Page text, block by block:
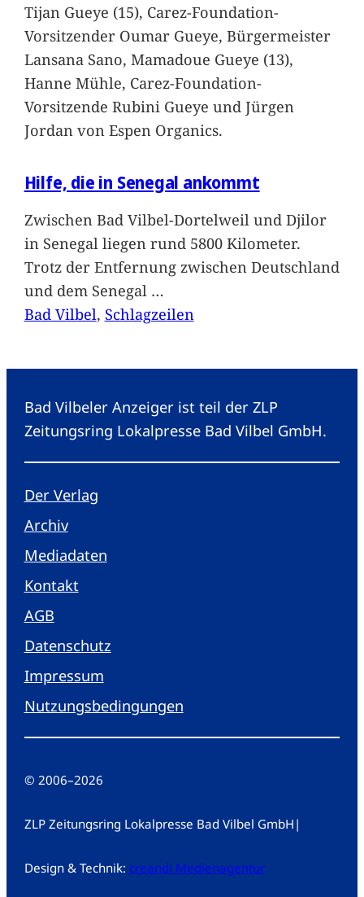
Tijan Gueye (15), Carez-Foundation-
Vorsitzender Oumar Gueye, Bürgermeister
Lansana Sano, Mamadoue Gueye (13),
Hanne Mühle, Carez-Foundation-
Vorsitzende Rubini Gueye und Jürgen
Jordan von Espen Organics.
Hilfe, die in Senegal ankommt
Zwischen Bad Vilbel-Dortelweil und Djilor
in Senegal liegen rund 5800 Kilometer.
Trotz der Entfernung zwischen Deutschland
und dem Senegal …
Bad Vilbel, Schlagzeilen
Bad Vilbeler Anzeiger ist teil der ZLP
Zeitungsring Lokalpresse Bad Vilbel GmbH.
Der Verlag
Archiv
Mediadaten
Kontakt
AGB
Datenschutz
Impressum
Nutzungsbedingungen
© 2006–2026
ZLP Zeitungsring Lokalpresse Bad Vilbel GmbH |
Design & Technik: creandi Medienagentur